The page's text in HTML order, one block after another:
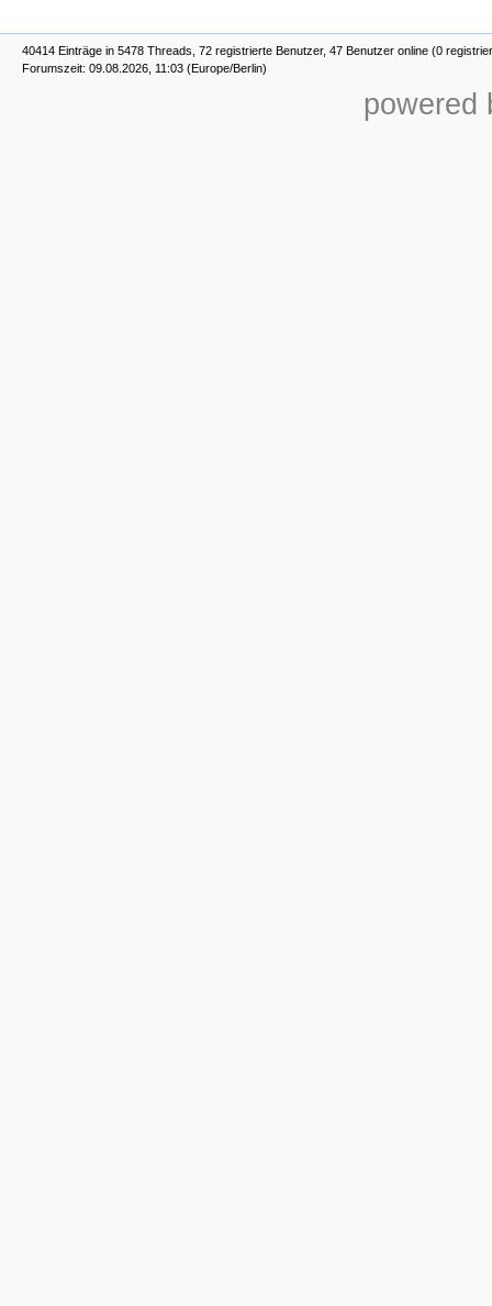
40414 Einträge in 5478 Threads, 72 registrierte Benutzer, 47 Benutzer online (0
Forumszeit: 09.08.2026, 11:03 (Europe/Berlin)
powered